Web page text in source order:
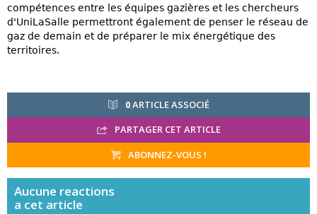
compétences entre les équipes gazières et les chercheurs
d'UniLaSalle permettront également de penser le réseau de
gaz de demain et de préparer le mix énergétique des
territoires.
0ARTICLE ASSOCIÉ
PARTAGER CET ARTICLE
ABONNEZ-VOUS !
Aucune reactions
a cet article